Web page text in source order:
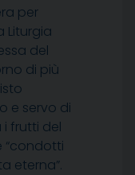
per
Liturgia
del
di più
e servo di
frutti del
“condotti
eterna”.